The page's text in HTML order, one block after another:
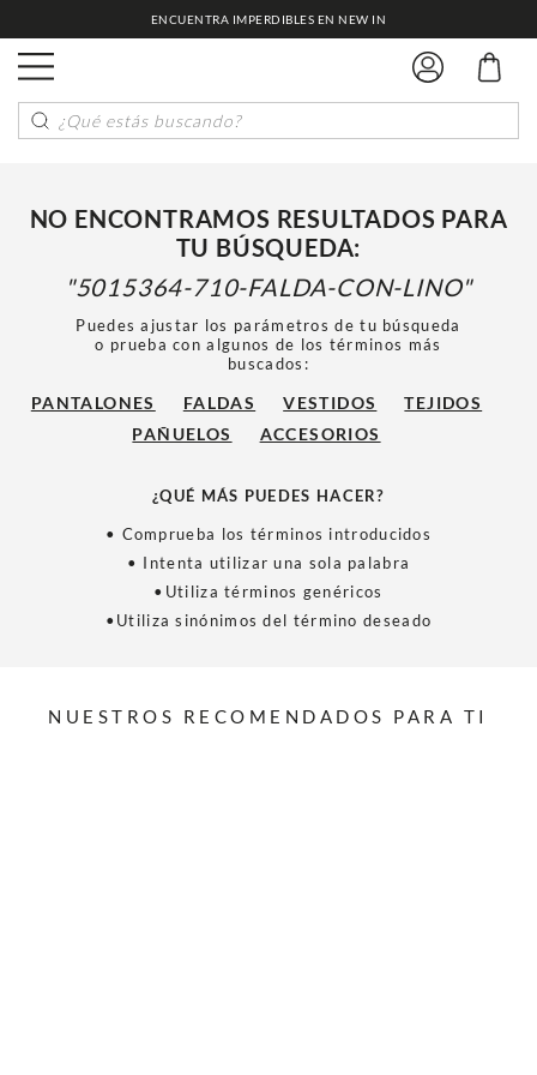
ENCUENTRA IMPERDIBLES EN NEW IN
¿Qué estás buscando?
NO ENCONTRAMOS RESULTADOS PARA
TU BÚSQUEDA:
5015364-710-FALDA-CON-LINO
Puedes ajustar los parámetros de tu búsqueda
o prueba con algunos de los términos más
buscados:
PANTALONES FALDAS VESTIDOS
TEJIDOS
PAÑUELOS
ACCESORIOS
¿QUÉ MÁS PUEDES HACER?
• Comprueba los términos introducidos
• Intenta utilizar una sola palabra
•Utiliza términos genéricos
•Utiliza sinónimos del término deseado
NUESTROS RECOMENDADOS PARA TI